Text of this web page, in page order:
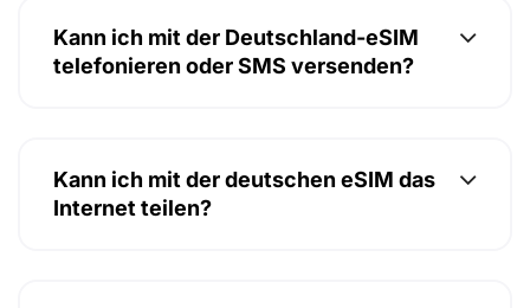
Kann ich mit der Deutschland-eSIM
telefonieren oder SMS versenden?
Kann ich mit der deutschen eSIM das
Internet teilen?